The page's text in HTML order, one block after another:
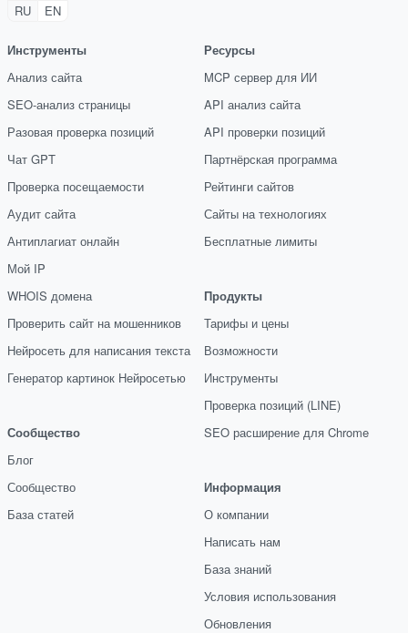
RU EN
Инструменты
Анализ сайта
SEO-анализ страницы
Разовая проверка позиций
Чат GPT
Проверка посещаемости
Аудит сайта
Антиплагиат онлайн
Мой IP
WHOIS домена
Проверить сайт на мошенников
Нейросеть для написания текста
Генератор картинок Нейросетью
Сообщество
Блог
Сообщество
База статей
Ресурсы
MCP сервер для ИИ
API анализ сайта
API проверки позиций
Партнёрская программа
Рейтинги сайтов
Сайты на технологиях
Бесплатные лимиты
Продукты
Тарифы и цены
Возможности
Инструменты
Проверка позиций (LINE)
SEO расширение для Chrome
Информация
О компании
Написать нам
База знаний
Условия использования
Обновления